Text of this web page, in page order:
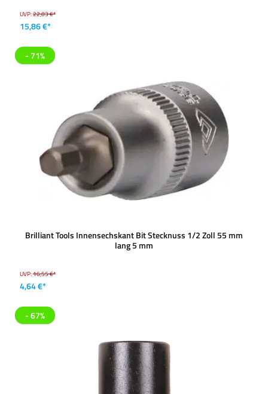
UVP:22,03 €*
15,86 €*
- 71%
Brilliant Tools Innensechskant Bit Stecknuss 1/2 Zoll 55 mm
lang 5 mm
UVP:16,55 €*
4,64 €*
- 67%